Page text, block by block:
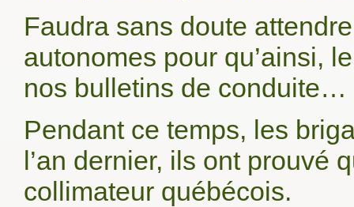
Faudra sans doute
autonomes pour qu’ainsi,
nos bulletins de conduite…
Pendant ce temps, les
l’an dernier, ils ont prouvé
collimateur québécois.